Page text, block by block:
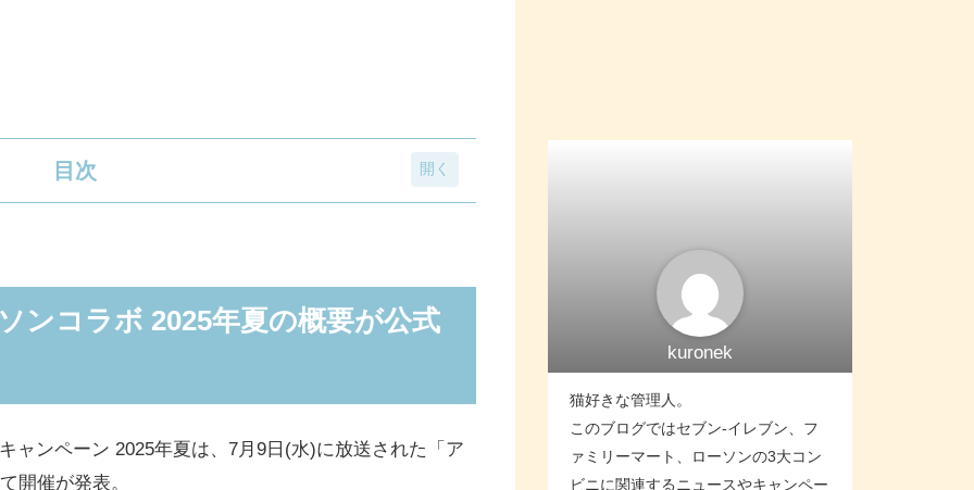
目次
タンド」(全6種)
ナルブロマイドが発売
ンコラボ 2025年夏の概要が公式
ンペーン 2025年夏は、7月9日(水)に放送された「ア
開催が発表。
kuronek
猫好きな管理人。
このブログではセブン-イレブン、フ
ァミリーマート、ローソンの3大コン
ビニに関連するニュースやキャンペー